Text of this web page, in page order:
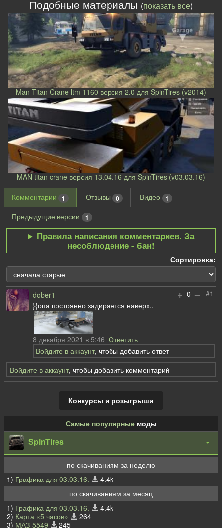
Подобные материалы (показать все)
Man Titan Crane ltm 1160 версия 2.0 для SpinTires (v2014)
MAN titan crane версия 13.04.16 для SpinTires (v03.03.16)
Комментарии 1 Отзывы 0 Видео 1
Предыдущие версии 1
Правила написания комментариев. За
несоблюдение - бан!
Сортировка:
#1
+ 0 –
dober1
}{опа постоянно задирается наверх..
8 декабря 2021 в 5:46Ответить
Войдите в аккаунт, чтобы добавить ответ
Войдите в аккаунт, чтобы добавить комментарий
Конкурсы и розыгрыши
Самые популярныемоды
SpinTires
по скачиваниям за неделю
1) Графика для 03.03.16.
4.4k
по скачиваниям за месяц
1) Графика для 03.03.16.
4.4k
2) Карта «5 часов»
264
3) МАЗ-5549 245